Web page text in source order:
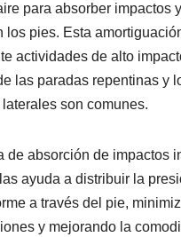
para absorber impactos
los pies. Esta
actividades de alto
las paradas repentinas y
son comunes.
de absorción de impactos
ayuda a distribuir la
a través del pie,
y mejorando la